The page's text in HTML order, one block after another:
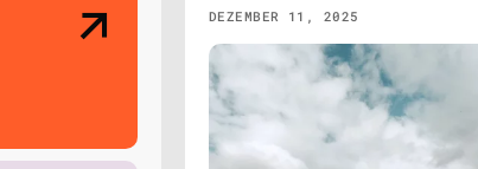
DEZEMBER 11, 2025